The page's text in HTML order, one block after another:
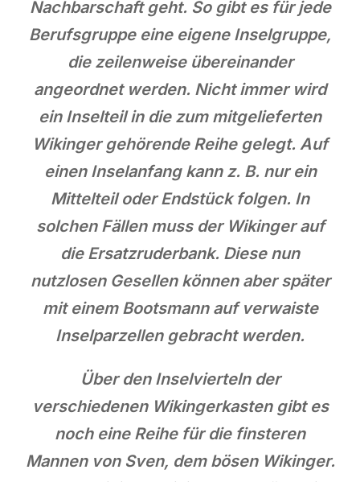
Nachbarschaft geht. So gibt es für jede
Berufsgruppe eine eigene Inselgruppe,
die zeilenweise übereinander
angeordnet werden. Nicht immer wird
ein Inselteil in die zum mitgelieferten
Wikinger gehörende Reihe gelegt. Auf
einen Inselanfang kann z. B. nur ein
Mittelteil oder Endstück folgen. In
solchen Fällen muss der Wikinger auf
die Ersatzruderbank. Diese nun
nutzlosen Gesellen können aber später
mit einem Bootsmann auf verwaiste
Inselparzellen gebracht werden.
Über den Inselvierteln der
verschiedenen Wikingerkasten gibt es
noch eine Reihe für die finsteren
Mannen von Sven, dem bösen Wikinger.